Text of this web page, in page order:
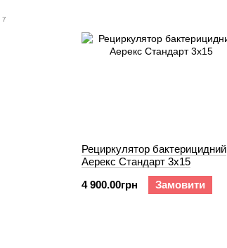
Рециркулятор бактерицидний
Аерекс Стандарт 3x15
4 900.00грн
Замовити
7